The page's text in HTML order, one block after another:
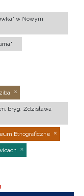
w Nowym
bryg. Zdzisława
Etnograficzne